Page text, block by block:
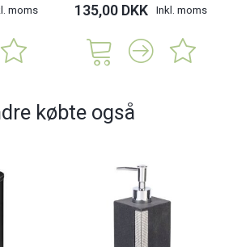
moms 135,00 DKK Inkl. moms
købte også